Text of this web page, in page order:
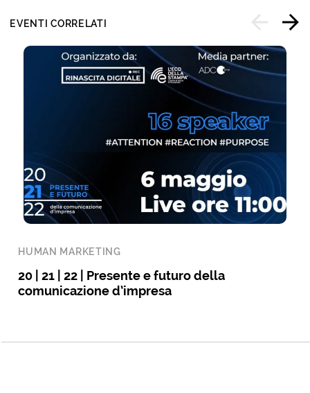
EVENTI CORRELATI
HUMAN MARKETING
20 | 21 | 22 | Presente e futuro della
comunicazione d’impresa